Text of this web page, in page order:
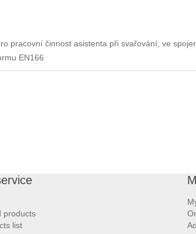
pracovní činnost asistenta při svařování; ve
EN166
products
list